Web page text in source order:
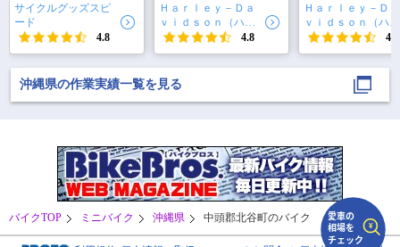
サイクルグッズスピ
ード
4.8
Ｈａｒｌｅｙ－Ｄａ
ｖｉｄｓｏｎ（ハー
レーダビッドソン）
沖縄
4.8
Ｈａｒｌｅｙ－Ｄａ
ｖｉｄｓｏｎ（ハー
レーダビッドソン）
沖縄
4.8
沖縄県の作業実績一覧を見る
バイクTOP ミニバイク 沖縄県 中頭郡北谷町のバイク
車種